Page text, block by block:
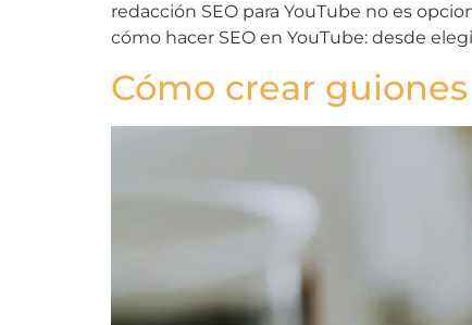
redacción SEO para YouTube no es
cómo hacer SEO en YouTube: desde
Cómo crear